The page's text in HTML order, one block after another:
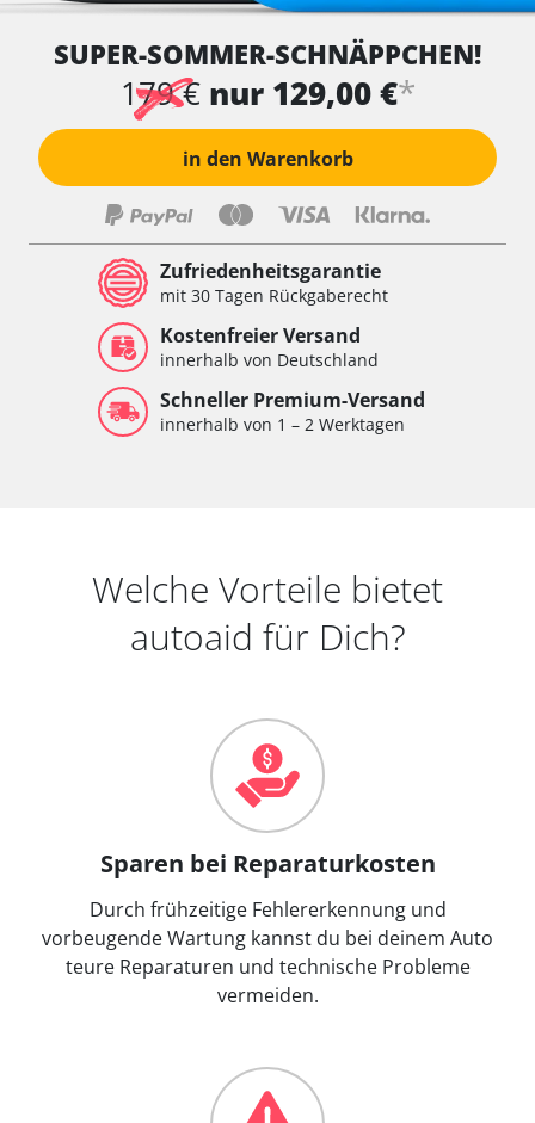
SUPER-SOMMER-SCHNÄPPCHEN!
179 € nur 129,00 €*
in den Warenkorb
Zufriedenheitsgarantie
mit 30 Tagen Rückgaberecht
Kostenfreier Versand
innerhalb von Deutschland
Schneller Premium-Versand
innerhalb von 1 – 2 Werktagen
Welche Vorteile bietet
autoaid für Dich?
Sparen bei Reparaturkosten
Durch frühzeitige Fehlererkennung und
vorbeugende Wartung kannst du bei deinem Auto
teure Reparaturen und technische Probleme
vermeiden.